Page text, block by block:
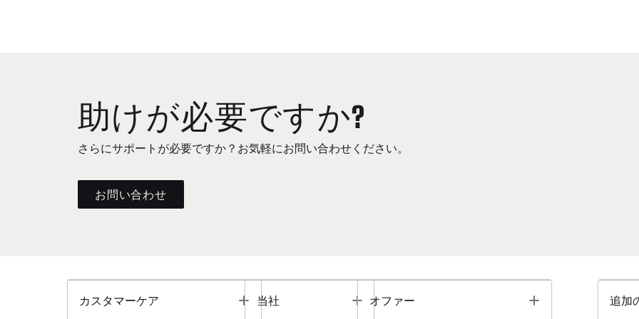
助けが必要ですか?
さらにサポートが必要ですか？お気軽にお問い合わせください。
お問い合わせ
カスタマーケア Toggle
当社 Toggle
オファー Toggle 追加